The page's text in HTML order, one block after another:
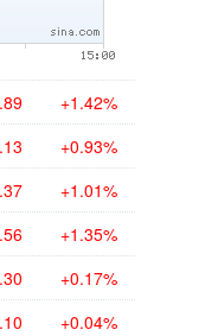
+1.42%
+0.93%
+1.01%
+1.35%
+0.17%
+0.04%